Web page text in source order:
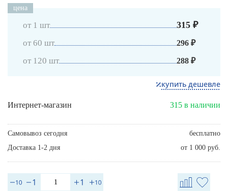
цена
от 1 шт 315 ₽
от 60 шт 296 ₽
от 120 шт 288 ₽
купить дешевле
Интернет-магазин 315 в наличии
Самовывоз сегодня
бесплатно
Доставка 1-2 дня
от 1 000 руб.